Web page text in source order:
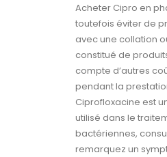
Acheter Cipro en
toutefois éviter de
avec une collation
constitué de
compte d’autres
pendant la
Ciprofloxacine est
utilisé dans le
bactériennes,
remarquez un